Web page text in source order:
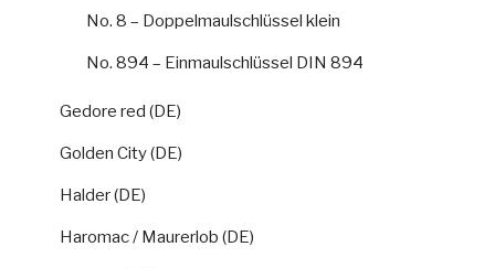
No. 8 – Doppelmaulschlüssel klein
No. 894 – Einmaulschlüssel DIN 894
Gedore red (DE)
Golden City (DE)
Halder (DE)
Haromac / Maurerlob (DE)